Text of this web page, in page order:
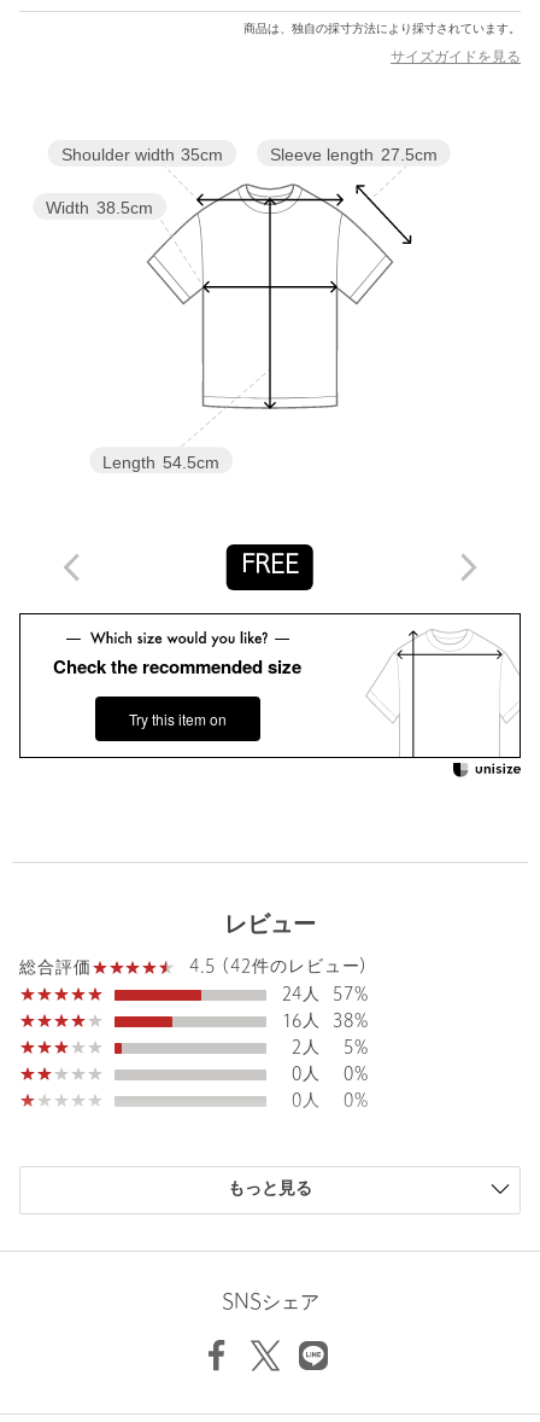
さらっと一枚での着用はもちろん、ジャケットやジレなど羽織の
象品番：35171000003
・同素材のスカートのご用意もございます。対象品番：
35241000014
・その他1カラーはボーダー柄です。
============================
機能性：制菌・抗菌防臭（部屋干し臭）
ケア方法：洗濯機洗い可
============================
場合は、使用前に必ずご確認ください。
※商品画像は、光の当たり具合やパソコンなどの閲覧環境によ
ご了承ください。
※商品の色味の目安は、商品単体の画像をご参照ください。
店舗へお問い合わせの際は、全国のgreen label relaxing各店舗ま
で下記の品名/品番をお申し付けください。
品名：D NF ﾌﾞﾗｲﾄRIB ｽｸｴｱ 5SL 品番：35171000002
対象商品
裾上げ 対象外商品
タイプ
カテゴリー トップス | Tシャツ / カットソー
サイズ FREE
洗濯機洗い可
商品は、独自の採寸方法により採寸されています。
サイズガイドを見る
Sleeve length 27.5cm
Length 54.5cm
Width 38.5cm
Shoulder width 35cm
FREE
Check the recommended size
Try this item on
レビュー
総合評価
4.5 (42件のレビュー)
24人
57%
16人
38%
2人
5%
0人
0%
0人
0%
もっと見る
SNSシェア